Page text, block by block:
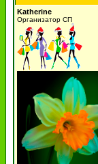
Katherine
Организатор СП